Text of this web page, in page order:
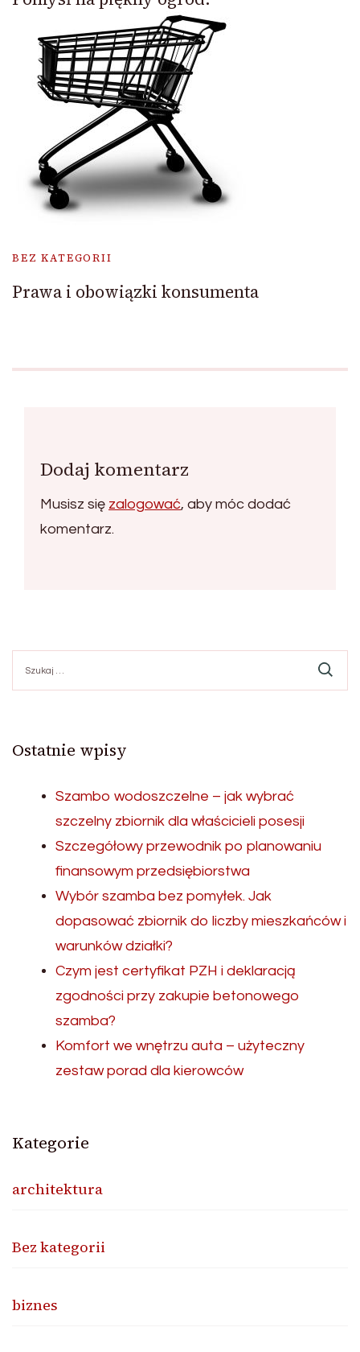
BEZ KATEGORII
Prawa i obowiązki konsumenta
Dodaj komentarz
Musisz się zalogować, aby móc dodać
komentarz.
Ostatnie wpisy
Szambo wodoszczelne – jak wybrać
szczelny zbiornik dla właścicieli posesji
Szczegółowy przewodnik po planowaniu
finansowym przedsiębiorstwa
Wybór szamba bez pomyłek. Jak
dopasować zbiornik do liczby mieszkańców i
warunków działki?
Czym jest certyfikat PZH i deklaracją
zgodności przy zakupie betonowego
szamba?
Komfort we wnętrzu auta – użyteczny
zestaw porad dla kierowców
Kategorie
architektura
Bez kategorii
biznes